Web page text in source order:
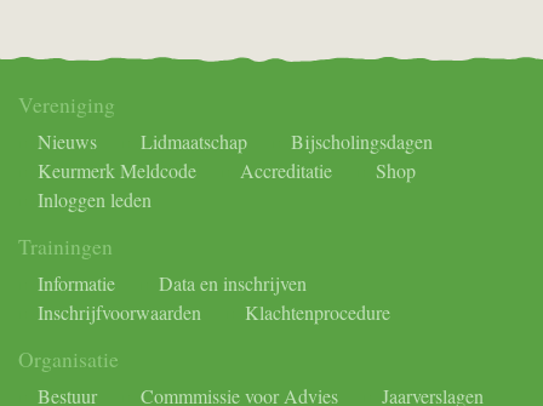
Vereniging
Nieuws Lidmaatschap
Bijscholingsdagen
Keurmerk Meldcode
Accreditatie
Shop
Inloggen leden
Trainingen
Informatie
Data en inschrijven
Inschrijfvoorwaarden
Klachtenprocedure
Organisatie
Bestuur Commmissie voor Advies Jaarverslagen